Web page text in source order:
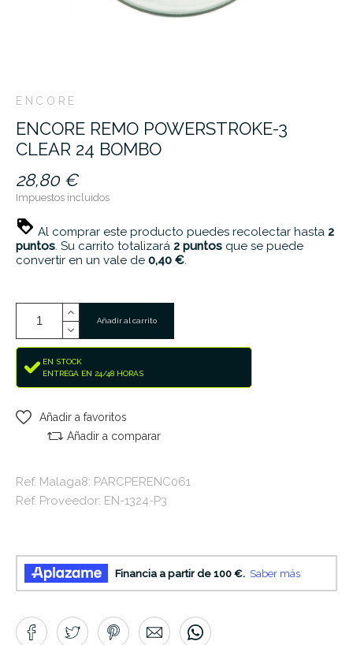
ENCORE
ENCORE REMO POWERSTROKE-3
CLEAR 24 BOMBO
28,80 €
Impuestos incluidos
Al comprar este producto puedes recolectar hasta 2
puntos. Su carrito totalizará 2 puntos que se puede
convertir en un vale de 0,40 €.
Añadir al carrito
EN STOCK
ENTREGA EN 24/48 HORAS
Añadir a favoritos
Añadir a comparar
Ref. Malaga8: PARCPERENC061
Ref. Proveedor: EN-1324-P3